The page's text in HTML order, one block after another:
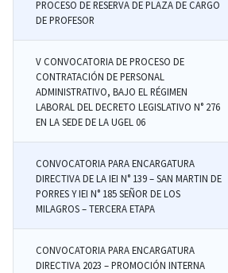
PROCESO DE RESERVA DE PLAZA DE CARGO
DE PROFESOR
V CONVOCATORIA DE PROCESO DE
CONTRATACIÓN DE PERSONAL
ADMINISTRATIVO, BAJO EL RÉGIMEN
LABORAL DEL DECRETO LEGISLATIVO N° 276
EN LA SEDE DE LA UGEL 06
CONVOCATORIA PARA ENCARGATURA
DIRECTIVA DE LA IEI N° 139 – SAN MARTIN DE
PORRES Y IEI N° 185 SEÑOR DE LOS
MILAGROS – TERCERA ETAPA
CONVOCATORIA PARA ENCARGATURA
DIRECTIVA 2023 – PROMOCIÓN INTERNA